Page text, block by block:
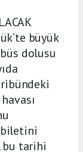
büyük
dolusu
biletini
bu tarihi